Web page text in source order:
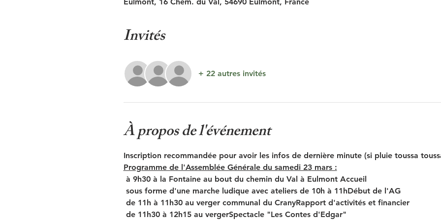
Invités
+ 22 autres invités
À propos de l'événement
Inscription recommandée pour avoir les infos de dernière minute (si pluie toussa
Programme de l'Assemblée Générale du samedi 23 mars :
à 9h30 à la Fontaine au bout du chemin du Val à Eulmont Accueil
sous forme d'une marche ludique avec ateliers de 10h à 11hDébut de l'AG
de 11h à 11h30 au verger communal du CranyRapport d'activités et financier
de 11h30 à 12h15 au vergerSpectacle "Les Contes d'Edgar"